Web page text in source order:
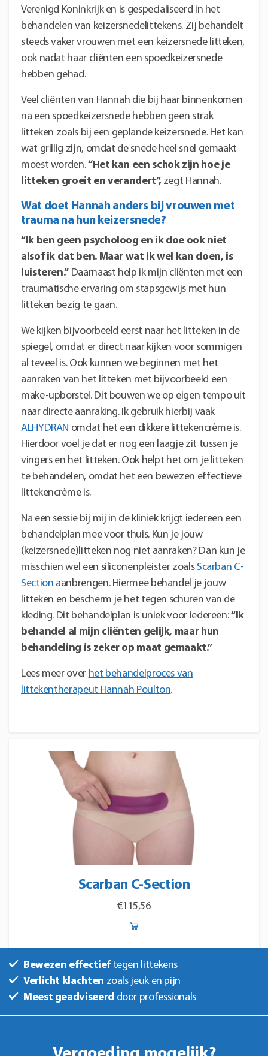
Verenigd Koninkrijk en is gespecialiseerd in het
behandelen van keizersnedelittekens. Zij behandelt
steeds vaker vrouwen met een keizersnede litteken,
ook nadat haar cliënten een spoedkeizersnede
hebben gehad.
Veel cliënten van Hannah die bij haar binnenkomen
na een spoedkeizersnede hebben geen strak
litteken zoals bij een geplande keizersnede. Het kan
wat grillig zijn, omdat de snede heel snel gemaakt
moest worden.“Het kan een schok zijn hoe je
litteken groeit en verandert”, zegt Hannah.
Wat doet Hannah anders bij vrouwen met
trauma na hun keizersnede?
“Ik ben geen psycholoog en ik doe ook niet
alsof ik dat ben. Maar wat ik wel kan doen, is
luisteren.” Daarnaast help ik mijn cliënten met een
traumatische ervaring om stapsgewijs met hun
litteken bezig te gaan.
We kijken bijvoorbeeld eerst naar het litteken in de
spiegel, omdat er direct naar kijken voor sommigen
al teveel is. Ook kunnen we beginnen met het
aanraken van het litteken met bijvoorbeeld een
make-upborstel. Dit bouwen we op eigen tempo uit
naar directe aanraking. Ik gebruik hierbij vaak
ALHYDRAN omdat het een dikkere littekencrème is.
Hierdoor voel je dat er nog een laagje zit tussen je
vingers en het litteken. Ook helpt het om je litteken
te behandelen, omdat het een bewezen effectieve
littekencrème is.
Na een sessie bij mij in de kliniek krijgt iedereen een
behandelplan mee voor thuis. Kun je jouw
(keizersnede)litteken nog niet aanraken? Dan kun je
misschien wel een siliconenpleister zoals Scarban C-
Section aanbrengen. Hiermee behandel je jouw
litteken en bescherm je het tegen schuren van de
kleding. Dit behandelplan is uniek voor iedereen:“Ik
behandel al mijn cliënten gelijk, maar hun
behandeling is zeker op maat gemaakt.”
Lees meer over het behandelproces van
littekentherapeut Hannah Poulton.
Scarban C-Section
€115,56
Bewezen effectieftegen littekens
Verlicht klachten zoals jeuk en pijn
Meest geadviseerd door professionals